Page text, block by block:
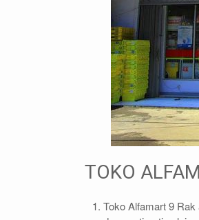
TOKO
Toko Alfamart 9